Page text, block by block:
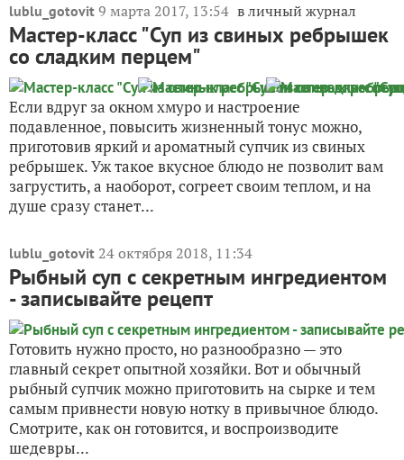
lublu_gotovit 9 марта 2017, 13:54 в личный журнал
Мастер-класс "Суп из свиных ребрышек
со сладким перцем"
Если вдруг за окном хмуро и настроение
подавленное, повысить жизненный тонус можно,
приготовив яркий и ароматный супчик из свиных
ребрышек. Уж такое вкусное блюдо не позволит вам
загрустить, а наоборот, согреет своим теплом, и на
душе сразу станет...
lublu_gotovit 24 октября 2018, 11:34
Рыбный суп с секретным ингредиентом
- записывайте рецепт
Готовить нужно просто, но разнообразно — это
главный секрет опытной хозяйки. Вот и обычный
рыбный супчик можно приготовить на сырке и тем
самым привнести новую нотку в привычное блюдо.
Смотрите, как он готовится, и воспроизводите
шедевры...